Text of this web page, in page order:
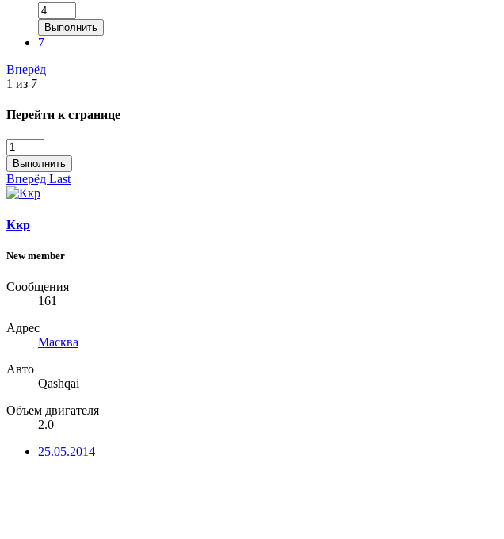
Выполнить
7
Вперёд
1 из 7
Перейти к странице
Выполнить
Вперёд Last
Ккр
New member
Сообщения
161
Адрес
Масква
Авто
Qashqai
Объем двигателя
2.0
25.05.2014